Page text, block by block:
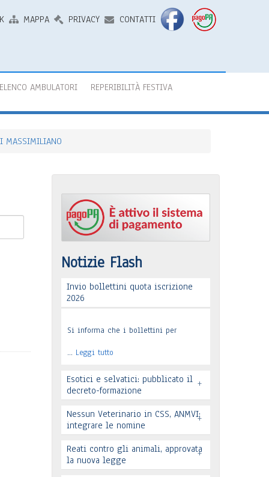
MAPPA PRIVACY CONTATTI
ELENCO AMBULATORI REPERIBILITÀ FESTIVA
MASSIMILIANO
Notizie Flash
Invio bollettini quota iscrizione
2026
Si informa che i bollettini per
… Leggi tutto
Esotici e selvatici: pubblicato il
decreto-formazione
+
Leggi tutto
Nessun Veterinario in CSS, ANMVI:
integrare le nomine
+
Reati contro gli animali, approvata
la nuova legge
+